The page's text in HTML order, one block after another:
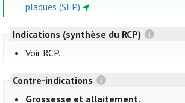
plaques (SEP) .
Indications (synthèse du RCP)
Voir RCP.
Contre-indications
Grossesse et allaitement.